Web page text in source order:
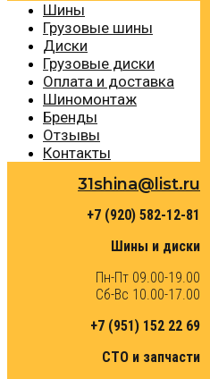
Шины
Грузовые шины
Диски
Грузовые диски
Оплата и доставка
Шиномонтаж
Бренды
Отзывы
Контакты
31shina@list.ru
+7 (920) 582-12-81
Шины и диски
Пн-Пт 09.00-19.00
Сб-Вс 10.00-17.00
+7 (951) 152 22 69
СТО и запчасти